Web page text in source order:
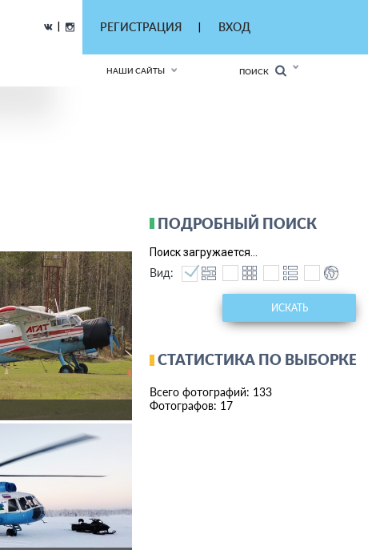
РЕГИСТРАЦИЯ ВХОД
НАШИ САЙТЫ ПОИСК
ПОДРОБНЫЙ ПОИСК
Поиск загружается...
Вид:
ИСКАТЬ
СТАТИСТИКА ПО ВЫБОРКЕ
Всего фотографий: 133
Фотографов: 17